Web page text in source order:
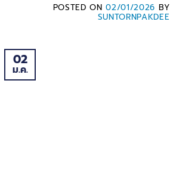
POSTED ON02/01/2026 BY
SUNTORNPAKDEE
02
ม.ค.